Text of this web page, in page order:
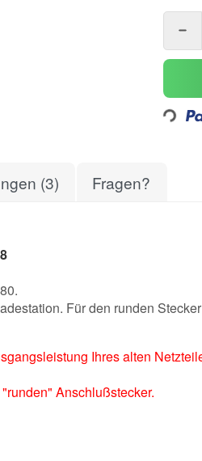
Loading...
(3) Fragen?
Für den runden
Ihres alten
Anschlußstecker.